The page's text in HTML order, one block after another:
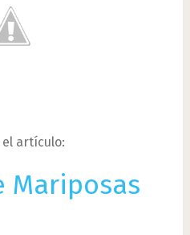
artículo:
Mariposas